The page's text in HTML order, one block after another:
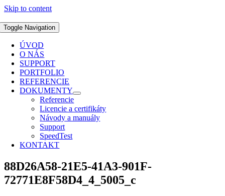
Skip to content
Toggle Navigation
ÚVOD
O NÁS
SUPPORT
PORTFOLIO
REFERENCIE
DOKUMENTY
Referencie
Licencie a certifikáty
Návody a manuály
Support
SpeedTest
KONTAKT
88D26A58-21E5-41A3-901F-
72771E8F58D4_4_5005_c